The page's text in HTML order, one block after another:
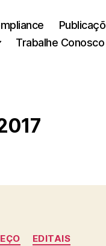
Trabalhe Conosco
EDITAIS